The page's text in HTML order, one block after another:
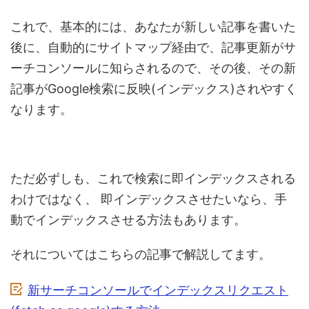
これで、基本的には、あなたが新しい記事を書いた
後に、自動的にサイトマップ経由で、記事更新がサ
ーチコンソールに知らされるので、その後、その新
記事がGoogle検索に反映(インデックス)されやすく
なります。
ただ必ずしも、これで検索に即インデックスされる
わけではなく、
即インデックスさせたいなら、手
動でインデックスさせる方法もあります。
それについてはこちらの記事で解説してます。
新サーチコンソールでインデックスリクエスト